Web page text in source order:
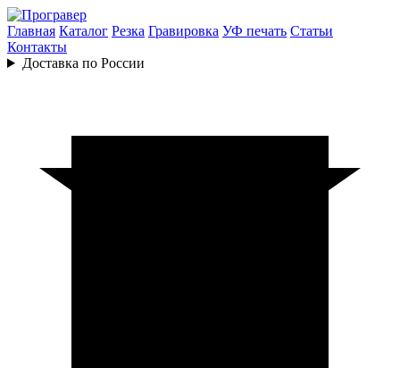
Главная Каталог Резка Гравировка УФ печать Статьи
Контакты
Доставка по России